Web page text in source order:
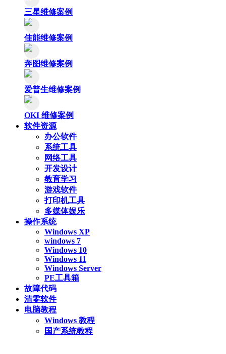
三星维修案例
佳能维修案例
奔图维修案例
爱普生维修案例
OKI 维修案例
软件资源
办公软件
系统工具
网络工具
开发设计
教育学习
游戏软件
打印机工具
多媒体娱乐
操作系统
Windows XP
windows 7
Windows 10
Windows 11
Windows Server
PE工具箱
故障代码
清零软件
电脑教程
Windows 教程
国产系统教程